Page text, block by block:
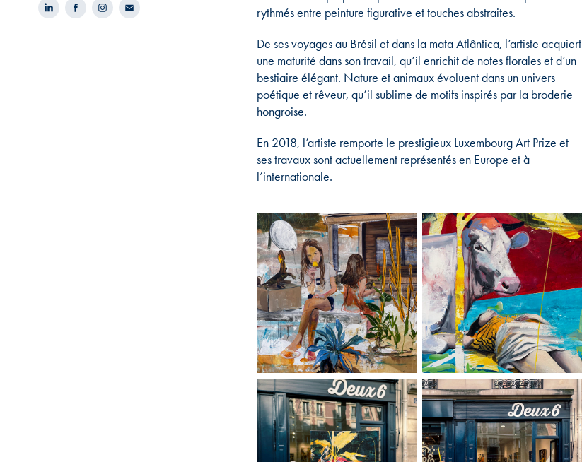
rythmés entre peinture figurative et touches abstraites.
De ses voyages au Brésil et dans la mata Atlântica, l’artiste acquiert
une maturité dans son travail, qu’il enrichit de notes florales et d’un
bestiaire élégant. Nature et animaux évoluent dans un univers
poétique et rêveur, qu’il sublime de motifs inspirés par la broderie
hongroise.
En 2018, l’artiste remporte le prestigieux Luxembourg Art Prize et
ses travaux sont actuellement représentés en Europe et à
l’internationale.